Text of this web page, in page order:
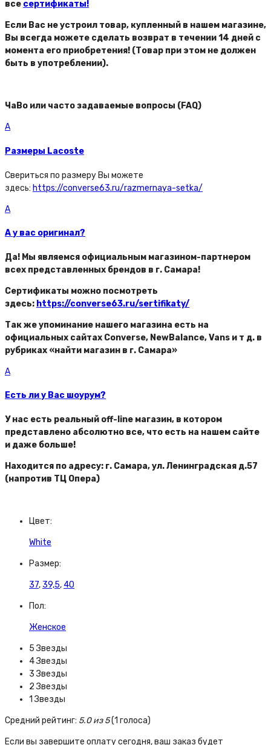
все сертификаты!
Если Вас не устроил товар, купленный в нашем магазине,
Вы всегда можете сделать возврат в течении 14 дней с
момента его приобретения! (Товар при этом не должен
быть в употреблении).
ЧаВо или часто задаваемые вопросы (FAQ)
A
Размеры Lacoste
Свериться по размеру Вы можете
здесь: https://converse63.ru/razmernaya-setka/
A
А у вас оригинал?
Да! Мы являемся официальным магазином-партнером
всех представленных брендов в г. Самара!
Сертификаты можно посмотреть
здесь: https://converse63.ru/sertifikaty/
Так же упоминание нашего магазина есть на
официальных сайтах Converse, NewBalance, Vans и т д. в
рубриках «найти магазин в г. Самара»
A
Есть ли у Вас шоурум?
У нас есть реальный off-line магазин, в котором
представлено абсолютно все, что есть на нашем сайте
и даже больше!
Находится по адресу: г. Самара, ул. Ленинградская д.57
(напротив ТЦ Опера)
Цвет:
White
Размер:
37, 39,5,40
Пол:
Женское
5 Звезды
4 Звезды
3 Звезды
2 Звезды
1 Звезды
Средний рейтинг: 5.0 из 5(1 голоса)
Если вы завершите оплату сегодня, ваш заказ будет